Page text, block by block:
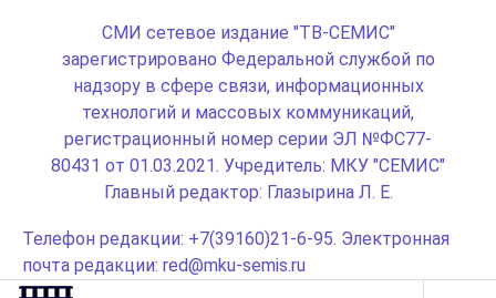
СМИ сетевое издание "ТВ-СЕМИС"
зарегистрировано Федеральной службой по
надзору в сфере связи, информационных
технологий и массовых коммуникаций,
регистрационный номер серии ЭЛ №ФС77-
80431 от 01.03.2021. Учредитель: МКУ "СЕМИС"
Главный редактор: Глазырина Л. Е.
Телефон редакции: +7(39160)21-6-95. Электронная
почта редакции: red@mku-semis.ru